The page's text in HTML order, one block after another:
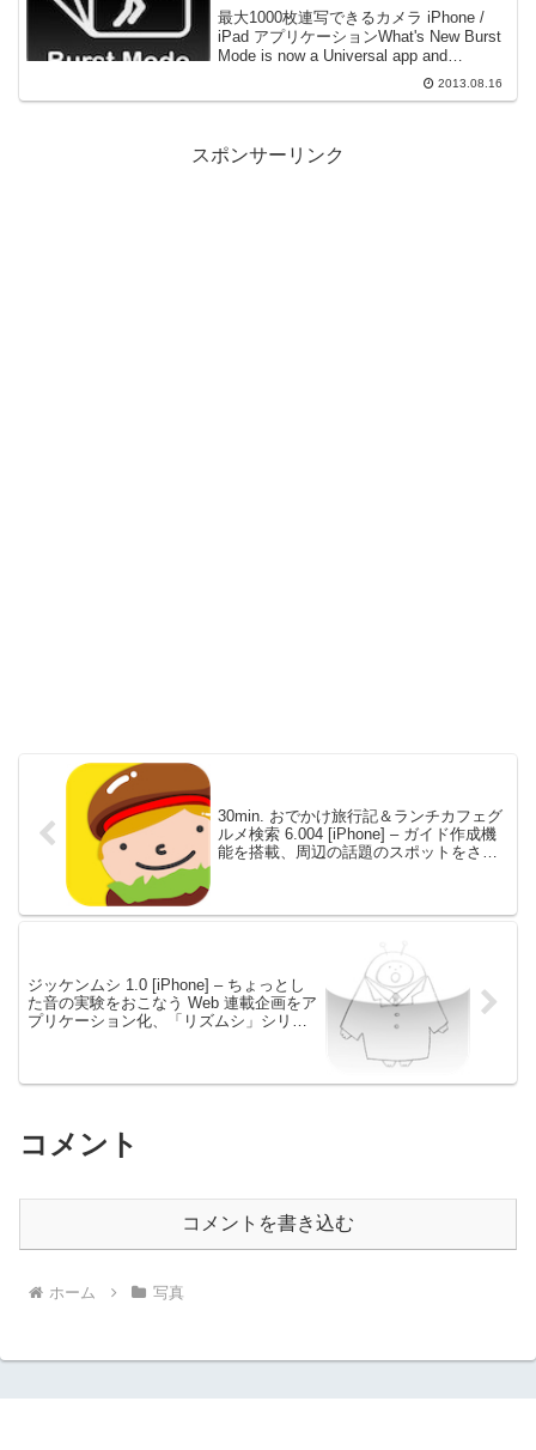
プリケーション
最大1000枚連写できるカメラ iPhone /
iPad アプリケーションWhat's New Burst
Mode is now a Universal app and
automatically saves your burst se...2013.08.16
スポンサーリンク
30min. おでかけ旅行記＆ランチカフェグ
ルメ検索 6.004 [iPhone] – ガイド作成機
能を搭載、周辺の話題のスポットをさが
ジッケンムシ 1.0 [iPhone] – ちょっとし
た音の実験をおこなう Web 連載企画をア
プリケーション化、「リズムシ」シリー
コメント
コメントを書き込む
ホーム 写真